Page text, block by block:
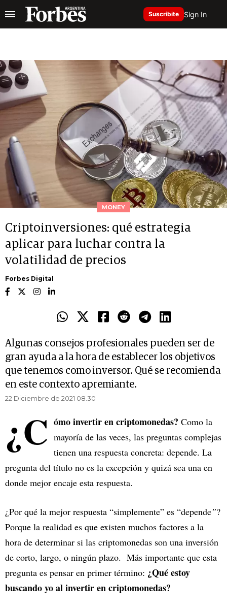
Suscribite Sign In
MONEY
Criptoinversiones: qué estrategia
aplicar para luchar contra la
volatilidad de precios
Forbes Digital
Algunas consejos profesionales pueden ser de
gran ayuda a la hora de establecer los objetivos
que tenemos como inversor. Qué se recomienda
en este contexto apremiante.
22 Diciembre de 2021 08.30
¿C ómo invertir en criptomonedas? Como la
mayoría de las veces, las preguntas complejas
tienen una respuesta concreta: depende. La
pregunta del título no es la excepción y quizá sea una en
donde mejor encaje esta respuesta.
¿Por qué la mejor respuesta “simplemente” es “depende”?
Porque la realidad es que existen muchos factores a la
hora de determinar si las criptomonedas son una inversión
de corto, largo, o ningún plazo. Más importante que esta
pregunta es pensar en primer término: ¿Qué estoy
buscando yo al invertir en criptomonedas?